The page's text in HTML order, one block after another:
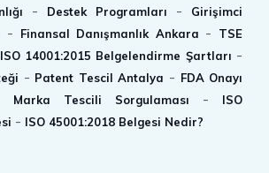
- Destek Programları -
Girişimci
- Finansal Danışmanlık Ankara -
TSE
ISO 14001:2015 Belgelendirme Şartları -
- Patent Tescil Antalya - FDA Onayı
Marka Tescili Sorgulaması -
ISO
- ISO 45001:2018 Belgesi Nedir?